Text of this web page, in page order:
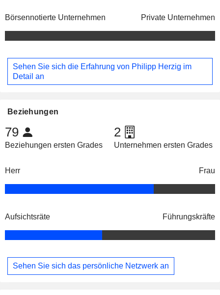
Börsennotierte Unternehmen Private Unternehmen
Sehen Sie sich die Erfahrung von Philipp Herzig im
Detail an
Beziehungen
79
Beziehungen ersten Grades
2
Unternehmen ersten Grades
Herr Frau
Aufsichtsräte Führungskräfte
Sehen Sie sich das persönliche Netzwerk an